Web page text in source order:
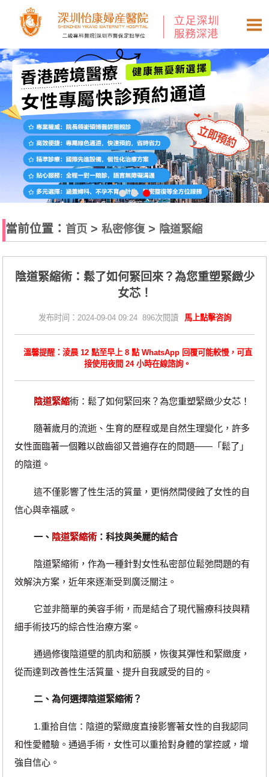
當前位置： 首页 >私密修復 > 陰道緊縮
​陰道緊縮術：鬆了如何緊回來？為您重塑緊緻少
女芯！
发布时间：2024-09-04 09:24 896次閱讀 馬上點擊咨詢
溫馨提醒：淩晨 12 點至早上 8 點 WhatsApp 回覆可能較慢，可直
接使用夜間 24 小時在線諮詢。
陰道緊縮術：鬆了如何緊回來？為您重塑緊緻少女芯！
隨著歲月的流逝、生育的歷程或是自然生理變化，許多
女性面臨著一個難以啟齒卻又普遍存在的問題——「鬆了」
的陰道。
這不僅影響了性生活的質量，更悄然間侵蝕了女性的自
信心與幸福感。
一、 陰道緊縮術：科技與美麗的結合
陰道緊縮術，作為一種針對女性私密部位鬆弛問題的有
效解決方案，近年來逐漸受到廣泛關注。
它並非簡單的美容手術，而是結合了現代醫療科技與精
細手術技巧的綜合性治療方案。
通過修復陰道壁的肌肉和筋膜，恢復其彈性和緊緻度，
從而達到改善性生活質量、提升自我感受的目的。
二、為何選擇陰道緊縮術？
1.重拾自信：陰道的緊緻度直接影響著女性的自我認同
和性愛體驗。通過手術，女性可以重拾對身體的掌控感，增
強自信心。